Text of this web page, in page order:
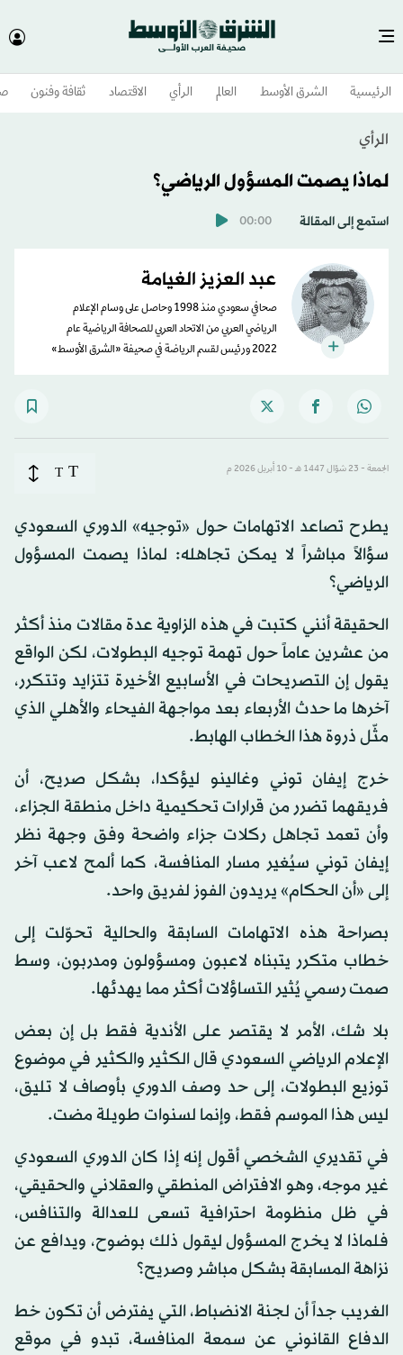
الرئيسية الشرق الأوسط​ العالم الرأي الاقتصاد ثقافة وفنون
الرأي
لماذا يصمت المسؤول الرياضي؟
استمع إلى المقالة 00:00
عبد العزيز الغيامة
صحافي سعودي منذ 1998 وحاصل على وسام الإعلام
الرياضي العربي من الاتحاد العربي للصحافة الرياضية عام
2022 ورئيس لقسم الرياضة في صحيفة «الشرق الأوسط»
الجمعة - 23 شوّال 1447 هـ - 10 أبريل 2026 م T
T
يطرح تصاعد الاتهامات حول «توجيه» الدوري السعودي
سؤالاً مباشراً لا يمكن تجاهله: لماذا يصمت المسؤول
الرياضي؟
الحقيقة أنني كتبت في هذه الزاوية عدة مقالات منذ أكثر
من عشرين عاماً حول تهمة توجيه البطولات، لكن الواقع
يقول إن التصريحات في الأسابيع الأخيرة تتزايد وتتكرر،
آخرها ما حدث الأربعاء بعد مواجهة الفيحاء والأهلي الذي
مثّل ذروة هذا الخطاب الهابط.
خرج إيفان توني وغالينو ليؤكدا، بشكل صريح، أن
فريقهما تضرر من قرارات تحكيمية داخل منطقة الجزاء،
وأن تعمد تجاهل ركلات جزاء واضحة وفق وجهة نظر
إيفان توني سيُغير مسار المنافسة، كما ألمح لاعب آخر
إلى «أن الحكام» يريدون الفوز لفريق واحد.
بصراحة هذه الاتهامات السابقة والحالية تحوّلت إلى
خطاب متكرر يتبناه لاعبون ومسؤولون ومدربون، وسط
صمت رسمي يُثير التساؤلات أكثر مما يهدئها.
بلا شك، الأمر لا يقتصر على الأندية فقط بل إن بعض
الإعلام الرياضي السعودي قال الكثير والكثير في موضوع
توزيع البطولات، إلى حد وصف الدوري بأوصاف لا تليق،
ليس هذا الموسم فقط، وإنما لسنوات طويلة مضت.
في تقديري الشخصي أقول إنه إذا كان الدوري السعودي
غير موجه، وهو الافتراض المنطقي والعقلاني والحقيقي،
في ظل منظومة احترافية تسعى للعدالة والتنافس،
فلماذا لا يخرج المسؤول ليقول ذلك بوضوح، ويدافع عن
نزاهة المسابقة بشكل مباشر وصريح؟
الغريب جداً أن لجنة الانضباط، التي يفترض أن تكون خط
الدفاع القانوني عن سمعة المنافسة، تبدو في موقع